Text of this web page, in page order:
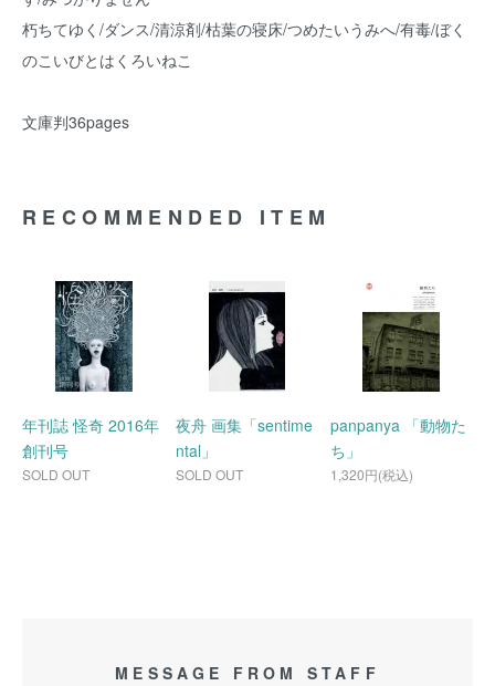
朽ちてゆく/ダンス/清涼剤/枯葉の寝床/つめたいうみへ/有毒/ぼく
のこいびとはくろいねこ
文庫判36pages
RECOMMENDED ITEM
年刊誌 怪奇 2016年
創刊号
SOLD OUT
夜舟 画集「sentime
ntal」
SOLD OUT
panpanya 「動物た
ち」
1,320円(税込)
MESSAGE FROM STAFF